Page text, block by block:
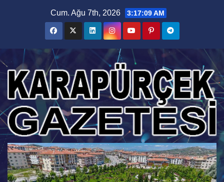
Cum. Ağu 7th, 2026 3:17:10 AM